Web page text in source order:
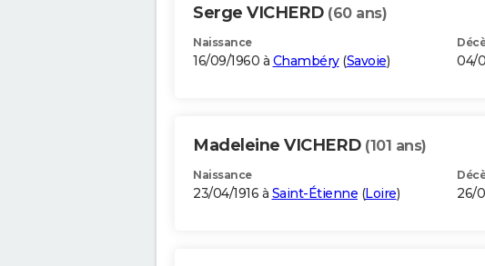
Serge VICHERD (60 ans)
Naissance
16/09/1960 à Chambéry(Savoie) 04/
Madeleine VICHERD (101 ans)
Naissance
23/04/1916 à Saint-Étienne (Loire) 26/